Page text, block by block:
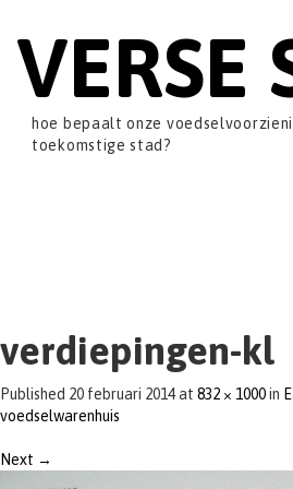
VERSE
hoe bepaalt onze
toekomstige stad?
verdiepingen-kl
Published 20 februari 2014at 832 × 1000in
voedselwarenhuis
Next →